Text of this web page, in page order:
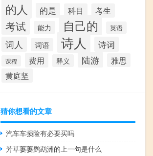
的人 的是 科目 考生
考试 能力 自己的 英语
词人 词语 诗人 诗词
课程 费用 释义 陆游 雅思
黄庭坚
猜你想看的文章
汽车车损险有必要买吗
芳草萋萋鹦鹉洲的上一句是什么